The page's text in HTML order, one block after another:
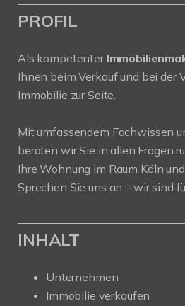
PROFIL
Als kompetenter
Ihnen beim Verkauf und bei der
Immobilie zur Seite.
Mit umfassendem Fachwissen
beraten wir Sie in allen Fragen
Ihre Wohnung im Raum Köln
Sprechen Sie uns an – wir sind
INHALT
Unternehmen
Immobilie verkaufen